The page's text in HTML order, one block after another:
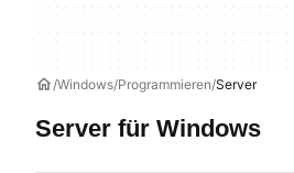
Windows Programmieren Server
Server für Windows